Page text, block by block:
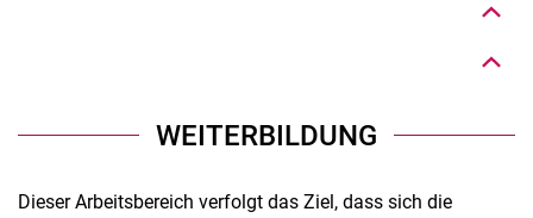
WEITERBILDUNG
Dieser Arbeitsbereich verfolgt das Ziel, dass sich die